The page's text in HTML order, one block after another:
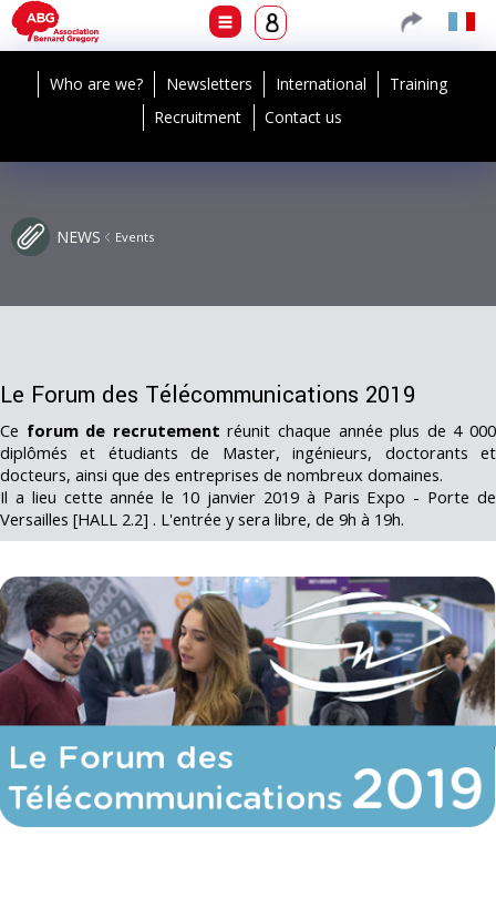
Who are we? Newsletters International
Training
Recruitment
Contact us
NEWS Events
Le Forum des Télécommunications 2019
Ce forum de recrutementréunit chaque année plus de 4 000
diplômés et étudiants de Master, ingénieurs, doctorants et
docteurs, ainsi que des entreprises de nombreux domaines.
Il a lieu cette année le 10 janvier 2019 à Paris Expo - Porte de
Versailles [HALL 2.2] . L'entrée y sera libre, de 9h à 19h.